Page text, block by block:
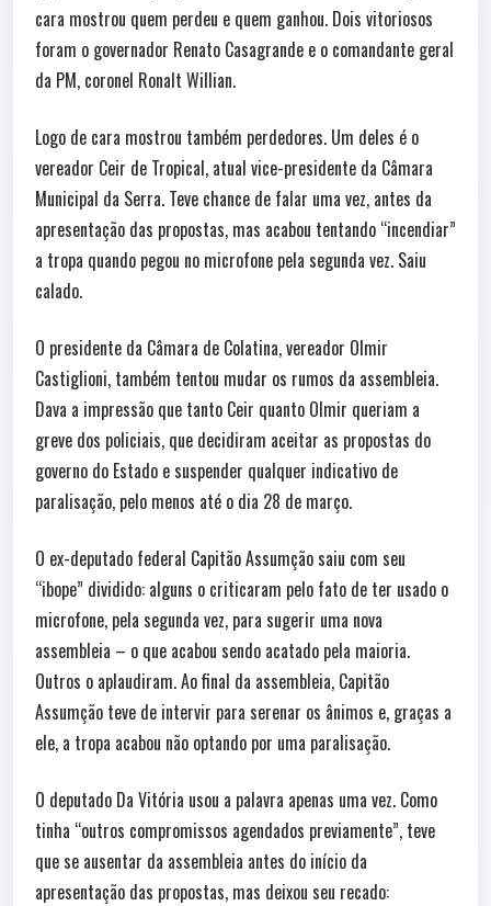
cara mostrou quem perdeu e quem ganhou. Dois vitoriosos
foram o governador Renato Casagrande e o comandante geral
da PM, coronel Ronalt Willian.
Logo de cara mostrou também perdedores. Um deles é o
vereador Ceir de Tropical, atual vice-presidente da Câmara
Municipal da Serra. Teve chance de falar uma vez, antes da
apresentação das propostas, mas acabou tentando “incendiar”
a tropa quando pegou no microfone pela segunda vez. Saiu
calado.
O presidente da Câmara de Colatina, vereador Olmir
Castiglioni, também tentou mudar os rumos da assembleia.
Dava a impressão que tanto Ceir quanto Olmir queriam a
greve dos policiais, que decidiram aceitar as propostas do
governo do Estado e suspender qualquer indicativo de
paralisação, pelo menos até o dia 28 de março.
O ex-deputado federal Capitão Assumção saiu com seu
“ibope” dividido: alguns o criticaram pelo fato de ter usado o
microfone, pela segunda vez, para sugerir uma nova
assembleia – o que acabou sendo acatado pela maioria.
Outros o aplaudiram. Ao final da assembleia, Capitão
Assumção teve de intervir para serenar os ânimos e, graças a
ele, a tropa acabou não optando por uma paralisação.
O deputado Da Vitória usou a palavra apenas uma vez. Como
tinha “outros compromissos agendados previamente”, teve
que se ausentar da assembleia antes do início da
apresentação das propostas, mas deixou seu recado: